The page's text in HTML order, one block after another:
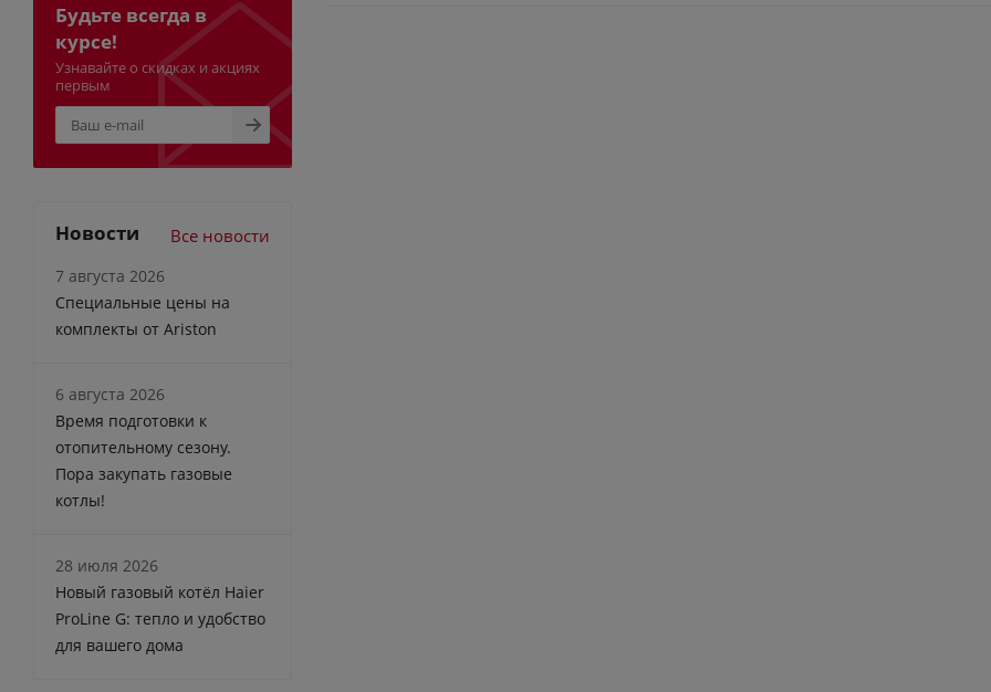
Будьте всегда в
курсе!
Узнавайте о скидках и акциях
первым
Новости Все новости
7 августа 2026
Специальные цены на
комплекты от Ariston
6 августа 2026
Время подготовки к
отопительному сезону.
Пора закупать газовые
котлы!
28 июля 2026
Новый газовый котёл Haier
ProLine G: тепло и удобство
для вашего дома